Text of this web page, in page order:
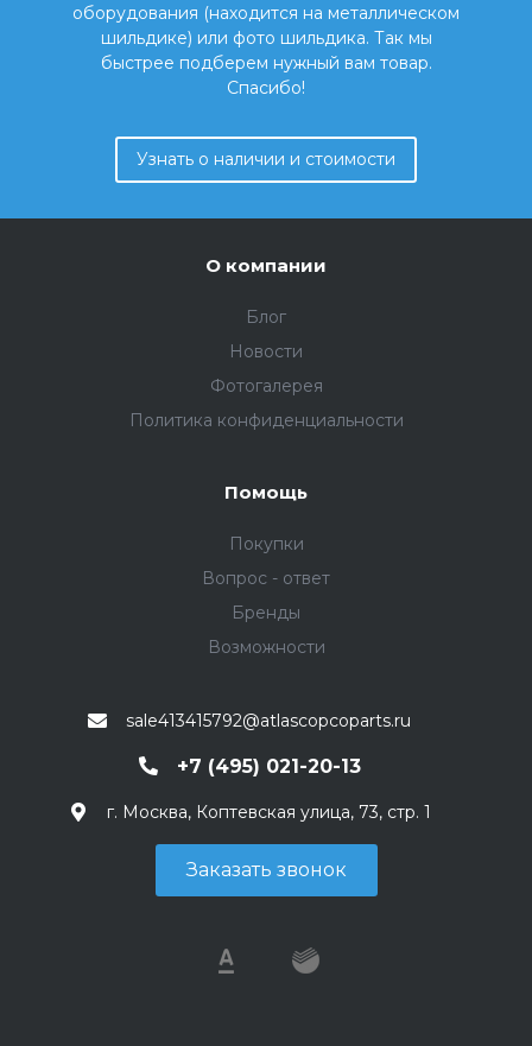
оборудования (находится на металлическом
шильдике) или фото шильдика. Так мы
быстрее подберем нужный вам товар.
Спасибо!
Узнать о наличии и стоимости
О компании
Блог
Новости
Фотогалерея
Политика конфиденциальности
Помощь
Покупки
Вопрос - ответ
Бренды
Возможности
sale413415792@atlascopcoparts.ru
+7 (495) 021-20-13
г. Москва, Коптевская улица, 73, стр. 1
Заказать звонок